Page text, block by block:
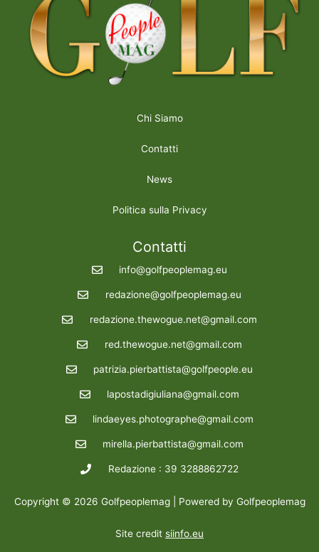
Chi Siamo
Contatti
News
Politica sulla Privacy
Contatti
info@golfpeoplemag.eu
redazione@golfpeoplemag.eu
redazione.thewogue.net@gmail.com
red.thewogue.net@gmail.com
patrizia.pierbattista@golfpeople.eu
lapostadigiuliana@gmail.com
lindaeyes.photographe@gmail.com
mirella.pierbattista@gmail.com
Redazione : 39 3288862722
Copyright © 2026 Golfpeoplemag | Powered by Golfpeoplemag
Site credit siinfo.eu